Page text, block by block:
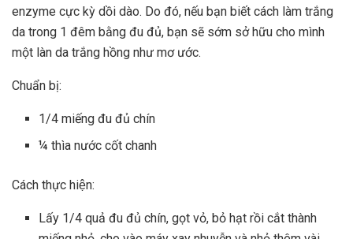
enzyme cực kỳ dồi dào. Do đó, nếu bạn biết cách làm trắng
da trong 1 đêm bằng đu đủ, bạn sẽ sớm sở hữu cho mình
một làn da trắng hồng như mơ ước.
Chuẩn bị:
1/4 miếng đu đủ chín
¼ thìa nước cốt chanh
Cách thực hiện:
Lấy 1/4 quả đu đủ chín, gọt vỏ, bỏ hạt rồi cắt thành